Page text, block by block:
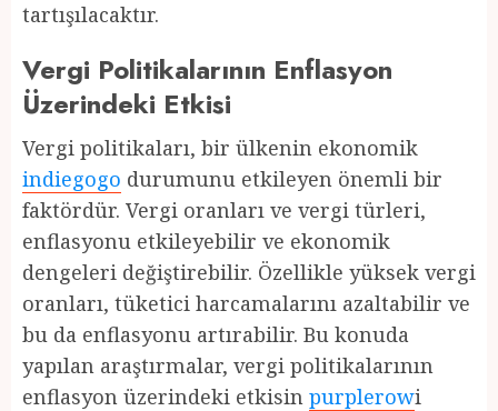
tartışılacaktır.
Vergi Politikalarının Enflasyon
Üzerindeki Etkisi
Vergi politikaları, bir ülkenin ekonomik
indiegogo durumunu etkileyen önemli bir
faktördür. Vergi oranları ve vergi türleri,
enflasyonu etkileyebilir ve ekonomik
dengeleri değiştirebilir. Özellikle yüksek vergi
oranları, tüketici harcamalarını azaltabilir ve
bu da enflasyonu artırabilir. Bu konuda
yapılan araştırmalar, vergi politikalarının
enflasyon üzerindeki etkisin purplerowi